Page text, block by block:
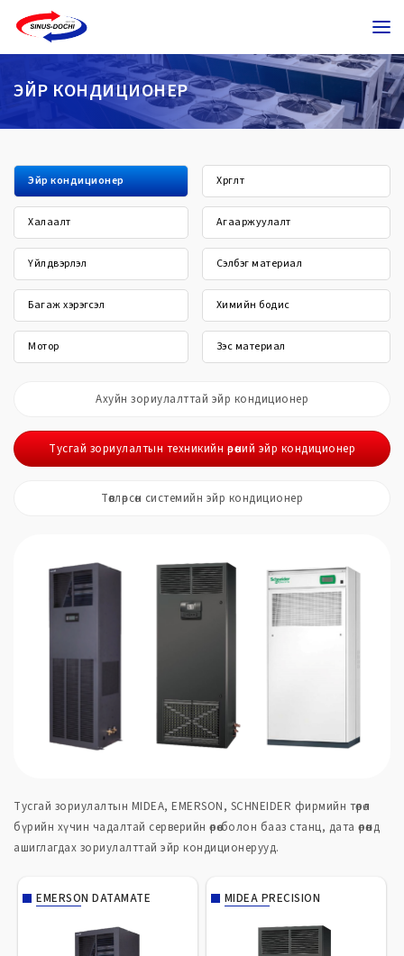
ЭЙР КОНДИЦИОНЕР
Эйр кондиционер Хөргөлт
Халаалт Агааржуулалт
Үйлдвэрлэл Сэлбэг материал
Багаж хэрэгсэл Химийн бодис
Мотор Зэс материал
Ахуйн зориулалттай эйр кондиционер
Тусгай зориулалтын техникийн өрөөний эйр кондиционер
Төвлөрсөн системийн эйр кондиционер
Тусгай зориулалтын MIDEA, EMERSON, SCHNEIDER фирмийн төрөл
бүрийн хүчин чадалтай серверийн өрөө болон бааз станц, дата өрөөнд
ашиглагдах зориулалттай эйр кондиционерууд.
EMERSON DATAMATE MIDEA PRECISION